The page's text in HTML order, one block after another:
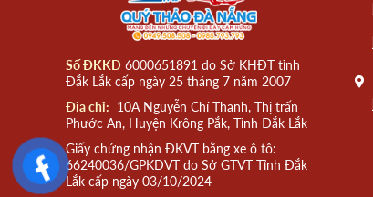
Số ĐKKD 6000651891 do Sở KHĐT tỉnh
Đắk Lắk cấp ngày 25 tháng 7 năm 2007
Đia chỉ: 10A Nguyễn Chí Thanh, Thị trấn
Phước An, Huyện Krông Pắk, Tỉnh Đắk Lắk
Giấy chứng nhận ĐKVT bằng xe ô tô:
66240036/GPKDVT do Sở GTVT Tỉnh Đắk
Lắk cấp ngày 03/10/2024